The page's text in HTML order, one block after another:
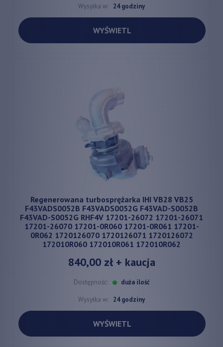
Wysyłka w: 24 godziny
WYŚWIETL
Regenerowana turbosprężarka IHI VB28 VB25
F43VADS0052B F43VADS0052G F43VAD-S0052B
F43VAD-S0052G RHF4V 17201-26072 17201-26071
17201-26070 17201-0R060 17201-0R061 17201-
0R062 1720126070 1720126071 1720126072
172010R060 172010R061 172010R062
840,00 zł+ kaucja
Dostępność: duża ilość
Wysyłka w: 24 godziny
WYŚWIETL